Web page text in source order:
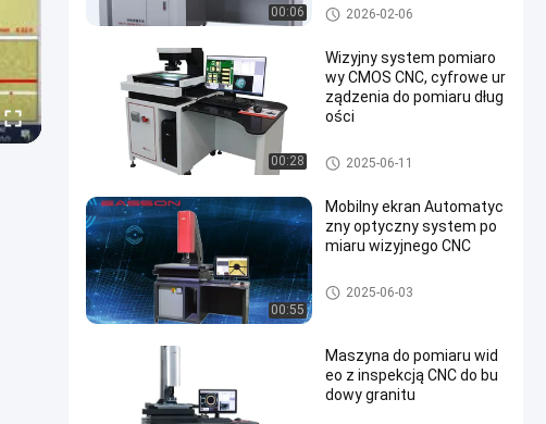
00:06
Cnc Vision System Pomiarow
y
2026-02-06
00:28
Wizyjny system pomiaro
wy CMOS CNC, cyfrowe ur
ządzenia do pomiaru dług
ości
Cnc Vision System Pomiarow
y
2025-06-11
00:55
Mobilny ekran Automatyc
zny optyczny system po
miaru wizyjnego CNC
Cnc Vision System Pomiarow
y
2025-06-03
Maszyna do pomiaru wid
eo z inspekcją CNC do bu
dowy granitu